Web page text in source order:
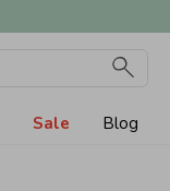
Sale Blog